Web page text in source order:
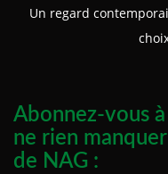
Un regard
Abonnez-vous
ne rien
de NAG :